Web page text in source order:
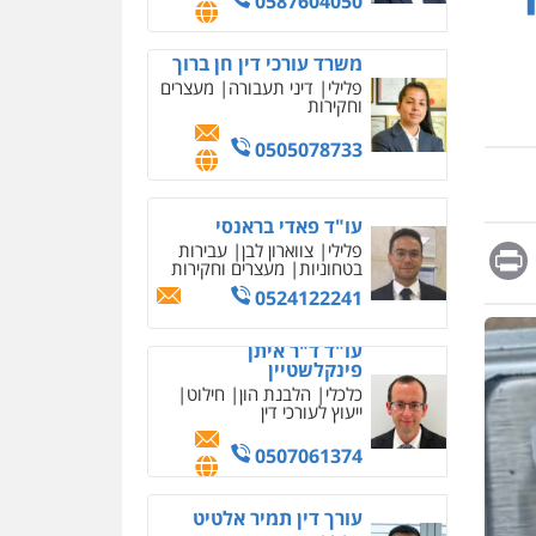
Message
Print
משרד עורכי דין חן ברוך
פלילי דיני תעבורה מעצרים
וחקירות
0505078733
עו"ד פאדי בראנסי
פלילי צווארון לבן עבירות
בטחוניות מעצרים וחקירות
0524122241
עו"ד ד"ר איתן
פינקלשטיין
כלכלי הלבנת הון חילוט
ייעוץ לעורכי דין
0507061374
עורך דין תמיר אלטיט
אחסון אתרים
מהירות הגנה גיבוי
תמיכה שירותים מקצועיים
לעורכי דין
מרכז התחלה חדשה
אסירים עבירות מין
שירותים מקצועיים לעורכי
דין
0544500346
מאיה בלום, עו"ס,
טיפול ושיקום
טיפול בהתמכרויות
שירותים מקצועיים לעורכי
דין
0504062539
עו"ד ד"ר אבי שקד
עבירות כלכליות הלבנת